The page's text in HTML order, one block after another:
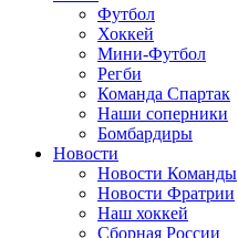
Футбол
Хоккей
Мини-Футбол
Регби
Команда Спартак
Наши соперники
Бомбардиры
Новости
Новости Команды
Новости Фратрии
Наш хоккей
Сборная России